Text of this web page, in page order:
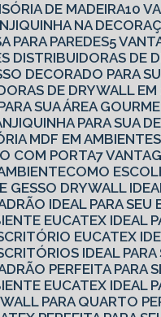
DE MADEIRA 10
NA
PARA PAREDES 5
DISTRIBUIDORAS DE
DECORADO PARA
DE DRYWALL
SUA ÁREA
PARA SUA
MDF EM AMBIENTES
COM PORTA 7
COMO
GESSO DRYWALL
IDEAL PARA SEU
EUCATEX IDEAL
EUCATEX
IDEAL
PERFEITA PARA
EUCATEX IDEAL
PARA QUARTO